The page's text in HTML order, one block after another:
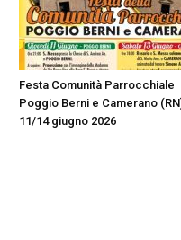
Festa Comunità Parrocchiale
Poggio Berni e Camerano
11/14 giugno 2026